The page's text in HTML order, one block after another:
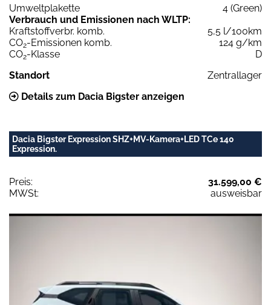
Umweltplakette
4 (Green)
Verbrauch und Emissionen nach WLTP:
Kraftstoffverbr. komb.
5,5 l/100km
CO2-Emissionen komb.
124 g/km
CO2-Klasse
D
Standort
Zentrallager
Details zum Dacia Bigster anzeigen
Dacia Bigster Expression SHZ+MV-Kamera+LED TCe 140
Expression.
Preis:
31.599,00 €
MWSt:
ausweisbar